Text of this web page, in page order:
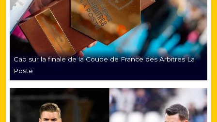
Cap sur la finale de la Coupe de France des Arbitres La
Poste